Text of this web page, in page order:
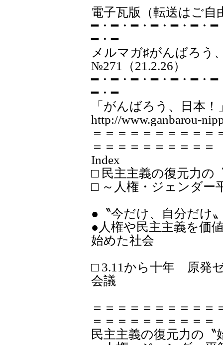
電子瓦版（転送はご自
━・━・━・━・━・━・
━・━
メルマガ♯が
№271（21.2.26）
━・━・━・━・━・━・
━・━
「がんばろう、日本
http://www.ganbarou-
＝＝＝＝＝＝＝＝＝＝
＝＝＝＝＝＝＝＝＝＝
Index
□ 民主主義の復元力の
□ ～人権・ジェンダー
●〝今だけ、自分だけ
●人権や民主主義を価
始めた社会
□ 3.11から十年 原発
会議
＝＝＝＝＝＝＝＝＝＝
＝＝＝＝＝＝＝＝＝＝
民主主義の復元力の